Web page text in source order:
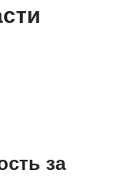
за